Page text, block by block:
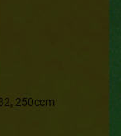
250ccm